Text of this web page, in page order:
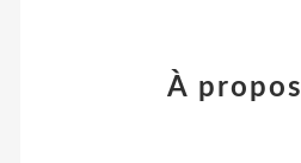
À propos